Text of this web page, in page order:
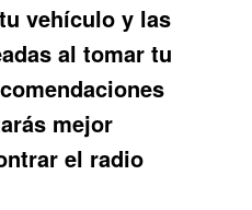
vehículo y las
al tomar tu
mejor
el radio